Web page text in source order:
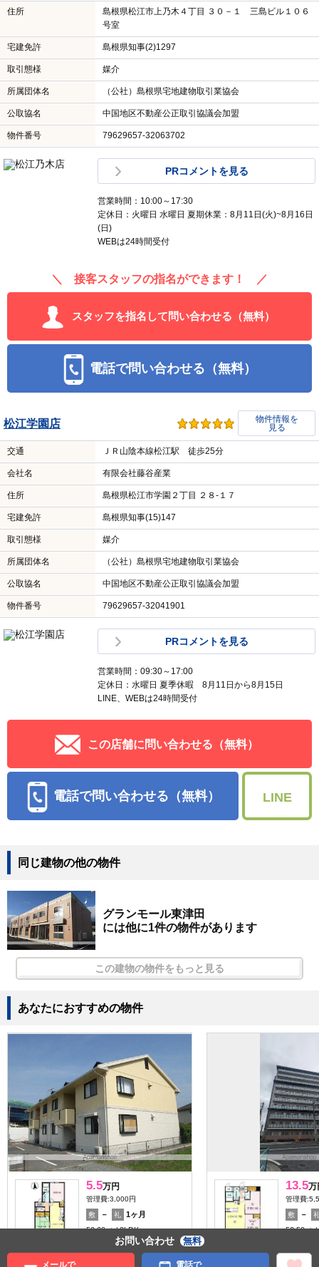
住所
島根県松江市上乃木４丁目 ３０－１ 三島ビル１０６
号室
宅建免許 島根県知事(2)1297
取引態様 媒介
所属団体名 （公社）島根県宅地建物取引業協会
公取協名 中国地区不動産公正取引協議会加盟
物件番号 79629657-32063702
PRコメントを見る
営業時間：10:00～17:30
定休日：火曜日 水曜日 夏期休業：8月11日(火)~8月16日
(日)
WEBは24時間受付
＼ 接客スタッフの指名ができます！ ／
スタッフを指名して問い合わせる（無料）
電話で問い合わせる（無料）
松江学園店
物件情報を
見る
交通 ＪＲ山陰本線松江駅 徒歩25分
会社名 有限会社藤谷産業
住所 島根県松江市学園２丁目 ２８-１７
宅建免許 島根県知事(15)147
取引態様 媒介
所属団体名 （公社）島根県宅地建物取引業協会
公取協名 中国地区不動産公正取引協議会加盟
物件番号 79629657-32041901
PRコメントを見る
営業時間：09:30～17:00
定休日：水曜日 夏季休暇 8月11日から8月15日
LINE、WEBは24時間受付
この店舗に問い合わせる（無料）
電話で問い合わせる（無料） LINE
同じ建物の他の物件
グランモール東津田
には他に1件の物件があります
この建物の物件をもっと見る
あなたにおすすめの物件
5.5万円
管理費:3,000円
敷 － 礼
1ヶ月
50.09㎡
2LDK
松江駅 徒歩43分
島根県松江市東津田町
13.5万
管理費
敷 －
52.59㎡
島根県松
お問い合わせ 無料
メールで 電話で